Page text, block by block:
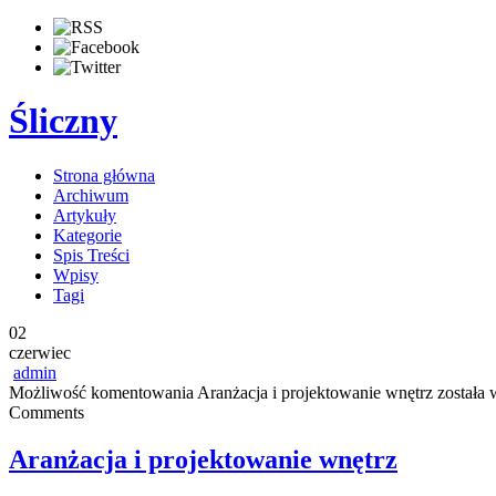
Śliczny
Strona główna
Archiwum
Artykuły
Kategorie
Spis Treści
Wpisy
Tagi
02
czerwiec
admin
Możliwość komentowania Aranżacja i projektowanie wnętrz została
Comments
Aranżacja i projektowanie wnętrz